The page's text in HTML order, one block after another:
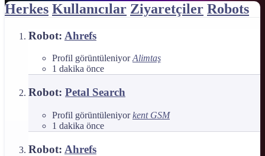
Herkes Kullanıcılar Ziyaretçiler Robots
Robot: Ahrefs
Profil görüntüleniyorAlimtaş
1 dakika önce
Robot: Petal Search
Profil görüntüleniyorkent GSM
1 dakika önce
Robot: Ahrefs